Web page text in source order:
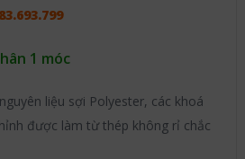
1 móc
liệu sợi Polyester, các khoá
được làm từ thép không rỉ chắc